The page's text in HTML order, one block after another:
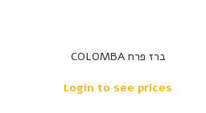
ברז פרח COLOMBA
Login to see prices